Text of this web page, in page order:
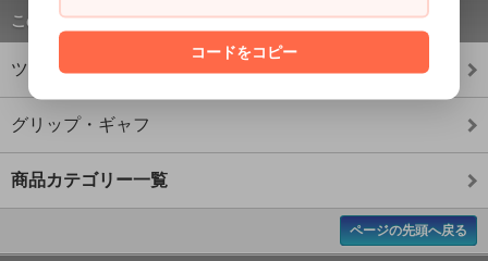
この商品のカテゴリー
ツール
グリップ・ギャフ
商品カテゴリー一覧
ページの先頭へ戻る
コードをコピー